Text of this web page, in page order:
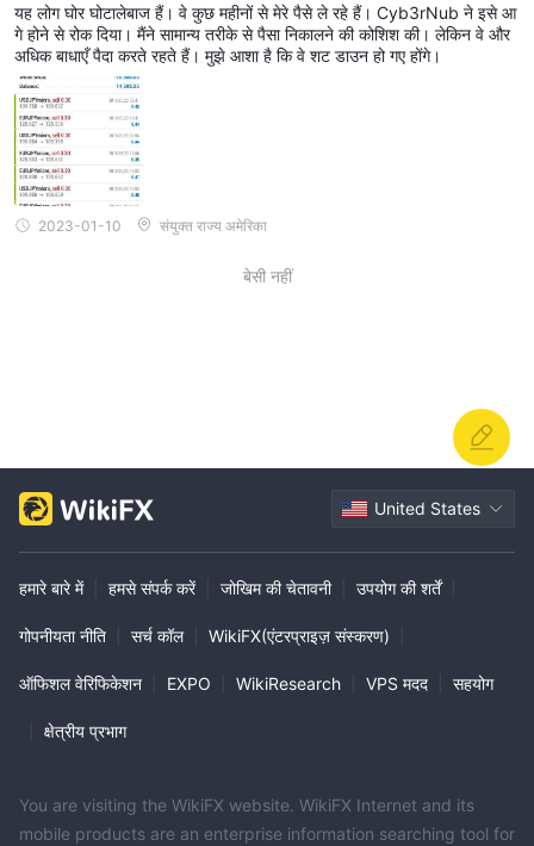
यह लोग घोर घोटालेबाज हैं। वे कुछ महीनों से मेरे पैसे ले रहे हैं। Cyb3rNub ने इसे आ
गे होने से रोक दिया। मैंने सामान्य तरीके से पैसा निकालने की कोशिश की। लेकिन वे और
अधिक बाधाएँ पैदा करते रहते हैं। मुझे आशा है कि वे शट डाउन हो गए होंगे।
2023-01-10 संयुक्त राज्य अमेरिका
बेसी नहीं
United States
हमारे बारे में हमसे संपर्क करें जोखिम की चेतावनी उपयोग की शर्तें
गोपनीयता नीति सर्च कॉल WikiFX(एंटरप्राइज़ संस्करण)
ऑफिशल वेरिफिकेशन EXPO WikiResearch VPS मदद सहयोग
क्षेत्रीय प्रभाग
You are visiting the WikiFX website. WikiFX Internet and its
mobile products are an enterprise information searching tool for